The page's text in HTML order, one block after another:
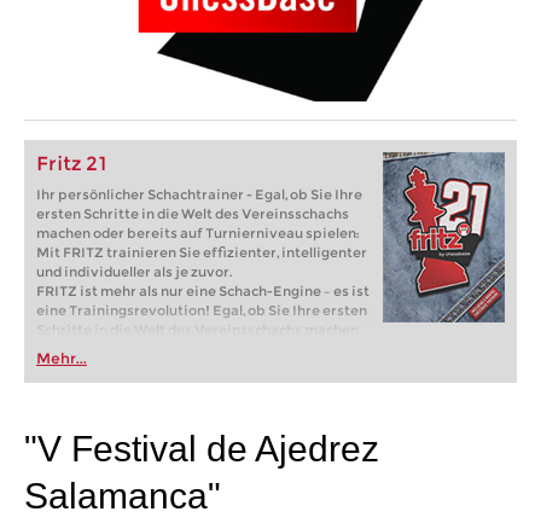
Fritz 21
Ihr persönlicher Schachtrainer - Egal, ob Sie Ihre
ersten Schritte in die Welt des Vereinsschachs
machen oder bereits auf Turnierniveau spielen:
Mit FRITZ trainieren Sie effizienter, intelligenter
und individueller als je zuvor.
FRITZ ist mehr als nur eine Schach-Engine – es ist
eine Trainingsrevolution! Egal, ob Sie Ihre ersten
Schritte in die Welt des Vereinsschachs machen
oder bereits auf Turnierniveau spielen: Mit
FRITZ trainieren Sie effizienter, intelligenter und
individueller als je zuvor.
Mehr...
"V Festival de Ajedrez
Salamanca"